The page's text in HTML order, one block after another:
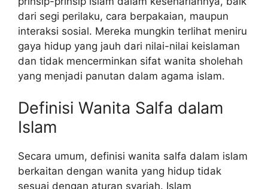
dari segi perilaku, cara berpakaian, maupun
interaksi sosial. Mereka mungkin terlihat meniru
gaya hidup yang jauh dari nilai-nilai keislaman
dan tidak mencerminkan sifat wanita sholehah
yang menjadi panutan dalam agama islam.
Definisi Wanita Salfa dalam
Islam
Secara umum, definisi wanita salfa dalam islam
berkaitan dengan wanita yang hidup tidak
sesuai dengan aturan syariah. Islam